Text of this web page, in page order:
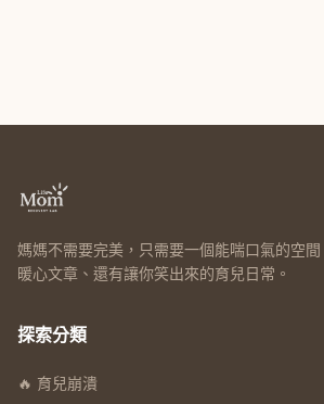
媽媽不需要完美，只需要一個能喘口氣的空間
暖心文章、還有讓你笑出來的育兒日常。
探索分類
🔥 育兒崩潰